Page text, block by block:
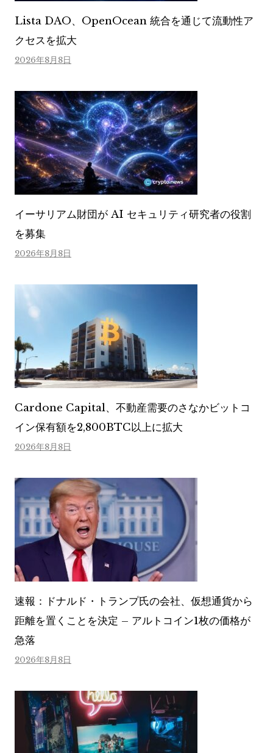
Lista DAO、OpenOcean 統合を通じて流動性ア
クセスを拡大
2026年8月8日
イーサリアム財団が AI セキュリティ研究者の役割
を募集
2026年8月8日
Cardone Capital、不動産需要のさなかビットコ
イン保有額を2,800BTC以上に拡大
2026年8月8日
速報：ドナルド・トランプ氏の会社、仮想通貨から
距離を置くことを決定 – アルトコイン1枚の価格が
急落
2026年8月8日